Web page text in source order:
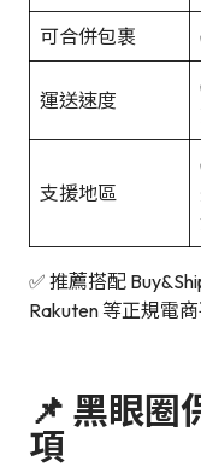
可合併包裹
運送速度
支援地區
✅ 推薦搭配
Rakuten 等正規電
📌 黑眼圈
項